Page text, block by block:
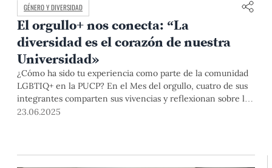
GÉNERO Y DIVERSIDAD
El orgullo+ nos conecta: “La
diversidad es el corazón de nuestra
Universidad»
¿Cómo ha sido tu experiencia como parte de la comunidad
LGBTIQ+ en la PUCP? En el Mes del orgullo, cuatro de sus
integrantes comparten sus vivencias y reflexionan sobre los
avances y desafíos para promover el respeto y bienestar en
23.06.2025